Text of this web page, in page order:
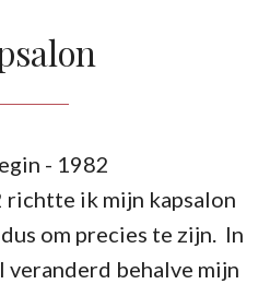
- 1982
ik mijn kapsalon
om precies te zijn. In
veranderd behalve mijn